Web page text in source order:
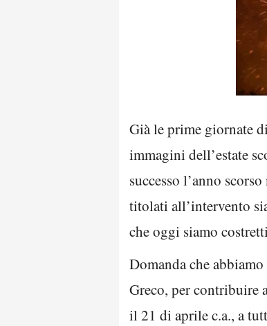
Già le prime giornate
immagini dell’estate
successo l’anno
titolati all’intervento
che oggi siamo
Domanda che
Greco, per contribuire
il 21 di aprile c.a., a